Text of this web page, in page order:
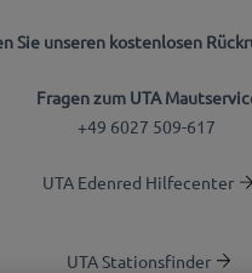
Sie unseren kostenlosen
Fragen zum UTA
+49 6027 509-617
UTA Edenred Hilfecenter
UTA Stationsfinder